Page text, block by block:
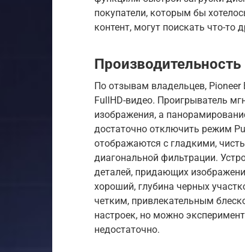
покупатели, которым бы
контент, могут поискать что-то
Производительность
По отзывам владельцев, Pioneer
FullHD-видео. Проигрыватель
изображения, а
достаточно отключить режим
отображаются с гладкими,
диагональной фильтрации.
деталей, придающих
хороший, глубина черных
четким, привлекательным
настроек, но можно
недостаточно.